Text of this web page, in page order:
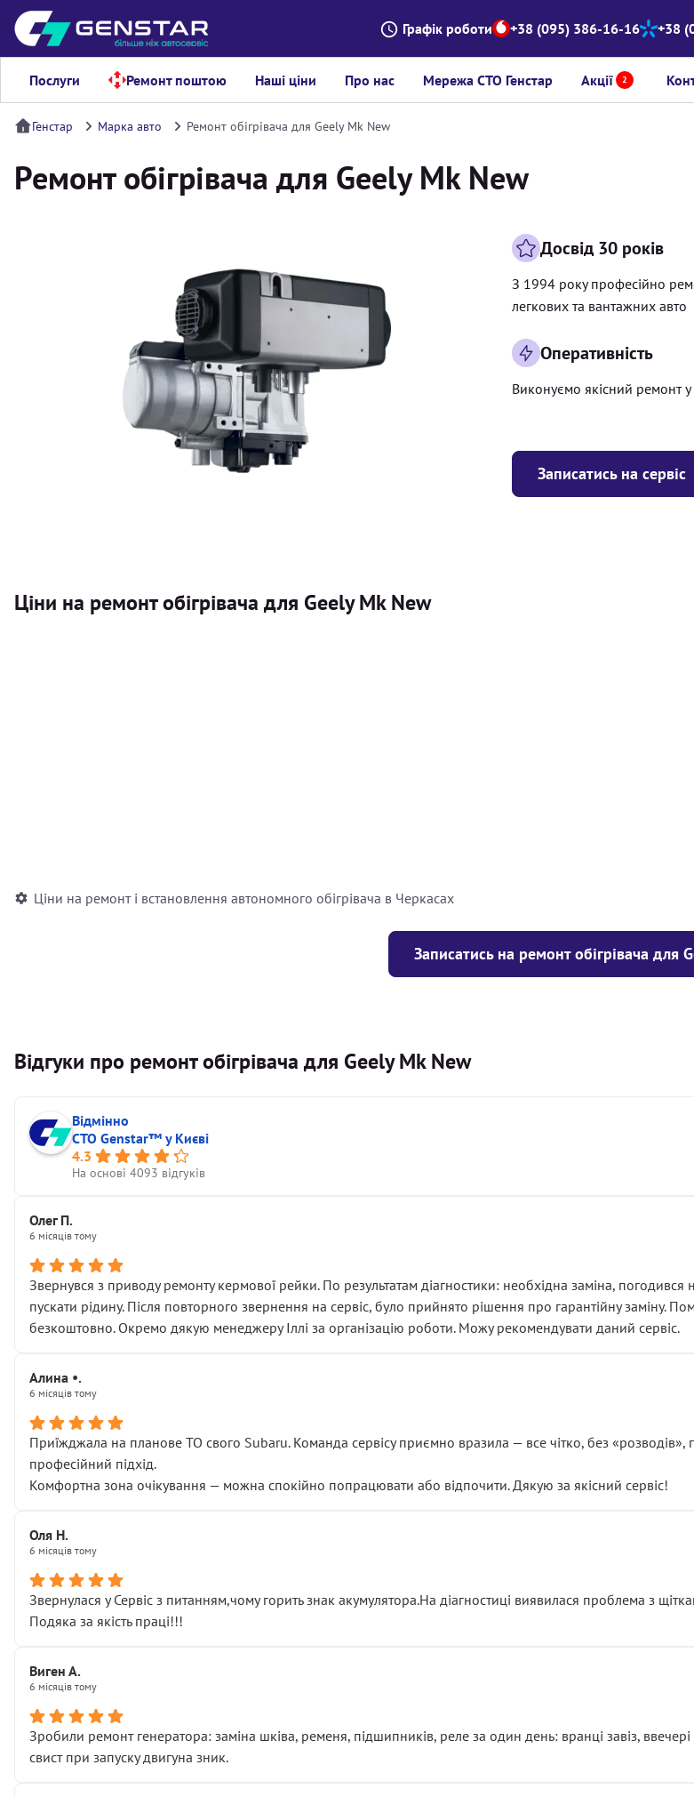
Графік роботи +38 (095) 386-16-16 +38
Послуги Ремонт поштою Наші ціни Про нас Мережа СТО Генстар Акції 2
Генстар Марка авто Ремонт обігрівача для Geely Mk New
Ремонт обігрівача для Geely Mk New
Записатись на сервіс
Досвід 30 років
З 1994 року професійно
легкових та вантажних авто
Оперативність
Виконуємо якісний ремонт
Ціни на ремонт обігрівача для Geely Mk New
Ціни на ремонт і встановлення автономного обігрівача в Черкасах
Записатись на ремонт обігрівача для
Відгуки про ремонт обігрівача для Geely Mk New
Відмінно
СТО Genstar™ у Києві
4.3
На основі 4093 відгуків
Олег П.
6 місяців тому
Звернувся з приводу ремонту кермової рейки. По результатам діагностики: необхідна заміна, погодився
пускати рідину. Після повторного звернення на сервіс, було прийнято рішення про гарантійну заміну.
безкоштовно. Окремо дякую менеджеру Іллі за організацію роботи. Можу рекомендувати даний сервіс.
Алина •.
6 місяців тому
Приїжджала на планове ТО свого Subaru. Команда сервісу приємно вразила — все чітко, без «розводів»,
професійний підхід.
Комфортна зона очікування — можна спокійно попрацювати або відпочити. Дякую за якісний сервіс!
Оля Н.
6 місяців тому
Звернулася у Сервіс з питанням,чому горить знак акумулятора.На діагностиці виявилася проблема з
Подяка за якість праці!!!
Виген А.
6 місяців тому
Зробили ремонт генератора: заміна шківа, ременя, підшипників, реле за один день: вранці завіз,
свист при запуску двигуна зник.